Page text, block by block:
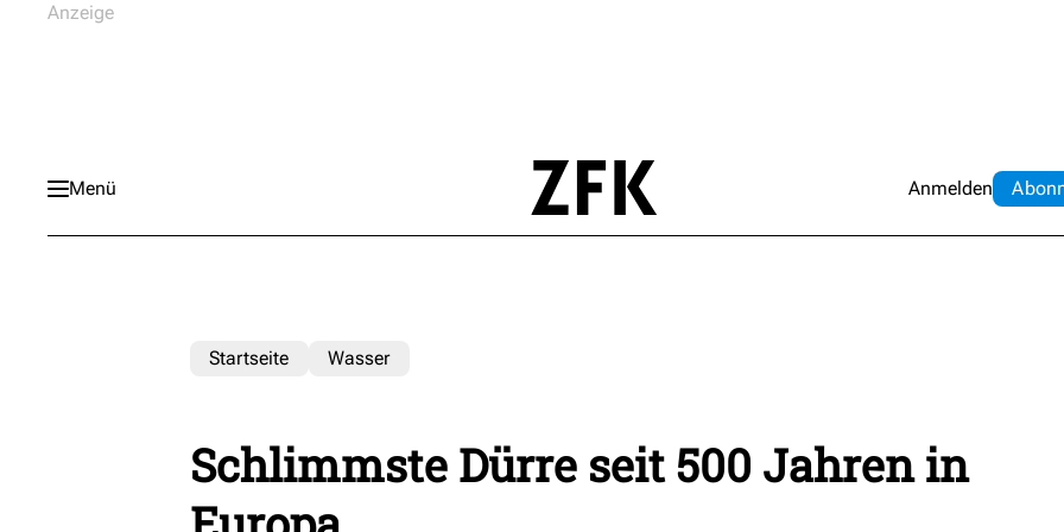
Menü Anmelden Abo
Startseite Wasser
Schlimmste Dürre seit 500 Jahren in